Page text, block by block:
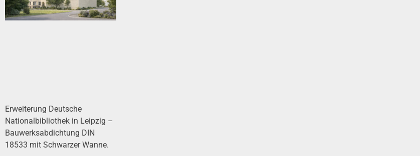
Erweiterung Deutsche
Nationalbibliothek in Leipzig –
Bauwerksabdichtung DIN
18533 mit Schwarzer Wanne.